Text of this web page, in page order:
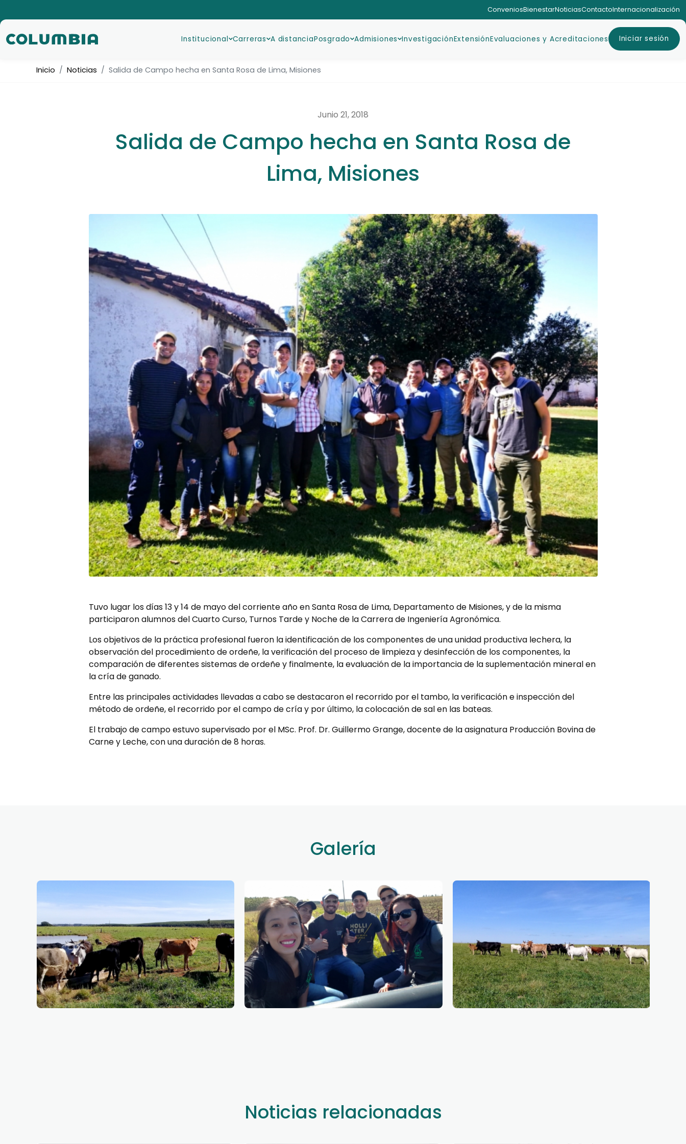
ConveniosBienestarNoticiasContactoInternacionalización
Institucional Carreras A distanciaPosgrado Admisiones InvestigaciónExtensiónEvaluaciones y Acreditaciones Iniciar sesión
Inicio Noticias Salida de Campo hecha en Santa Rosa de Lima, Misiones
Junio 21, 2018
Salida de Campo hecha en Santa Rosa de
Lima, Misiones
Tuvo lugar los días 13 y 14 de mayo del corriente año en Santa Rosa de Lima, Departamento de Misiones, y de la misma
participaron alumnos del Cuarto Curso, Turnos Tarde y Noche de la Carrera de Ingeniería Agronómica.
Los objetivos de la práctica profesional fueron la identificación de los componentes de una unidad productiva lechera, la
observación del procedimiento de ordeñe, la verificación del proceso de limpieza y desinfección de los componentes, la
comparación de diferentes sistemas de ordeñe y finalmente, la evaluación de la importancia de la suplementación mineral en
la cría de ganado.
Entre las principales actividades llevadas a cabo se destacaron el recorrido por el tambo, la verificación e inspección del
método de ordeñe, el recorrido por el campo de cría y por último, la colocación de sal en las bateas.
El trabajo de campo estuvo supervisado por el MSc. Prof. Dr. Guillermo Grange, docente de la asignatura Producción Bovina de
Carne y Leche, con una duración de 8 horas.
Galería
Noticias relacionadas